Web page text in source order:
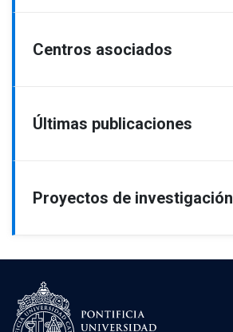
Centros asociados
Últimas publicaciones
Proyectos de investigación